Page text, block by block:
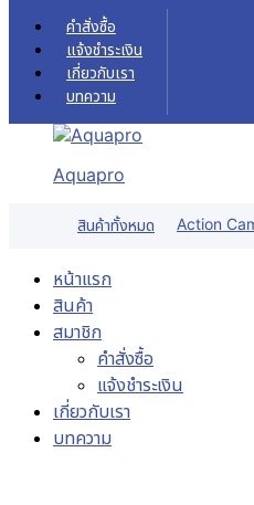
Skip to content
คำสั่งซื้อ
แจ้งชำระเงิน
เกี่ยวกับเรา
บทความ
Aquapro
สินค้าทั้งหมด Action
หน้าแรก
สินค้า
สมาชิก
คำสั่งซื้อ
แจ้งชำระเงิน
เกี่ยวกับเรา
บทความ